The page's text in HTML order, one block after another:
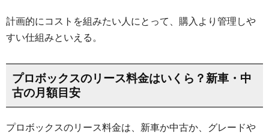
計画的にコストを組みたい人にとって、購入より管理しや
すい仕組みといえる。
プロボックスのリース料金はいくら？新車・中
古の月額目安
プロボックスのリース料金は、新車か中古か、グレードや